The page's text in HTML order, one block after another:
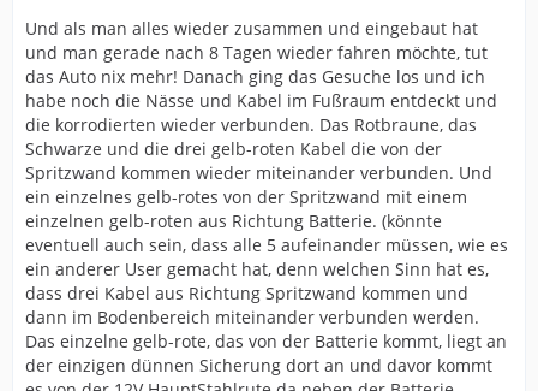
Und als man alles wieder zusammen und eingebaut hat
und man gerade nach 8 Tagen wieder fahren möchte, tut
das Auto nix mehr! Danach ging das Gesuche los und ich
habe noch die Nässe und Kabel im Fußraum entdeckt und
die korrodierten wieder verbunden. Das Rotbraune, das
Schwarze und die drei gelb-roten Kabel die von der
Spritzwand kommen wieder miteinander verbunden. Und
ein einzelnes gelb-rotes von der Spritzwand mit einem
einzelnen gelb-roten aus Richtung Batterie. (könnte
eventuell auch sein, dass alle 5 aufeinander müssen, wie es
ein anderer User gemacht hat, denn welchen Sinn hat es,
dass drei Kabel aus Richtung Spritzwand kommen und
dann im Bodenbereich miteinander verbunden werden.
Das einzelne gelb-rote, das von der Batterie kommt, liegt an
der einzigen dünnen Sicherung dort an und davor kommt